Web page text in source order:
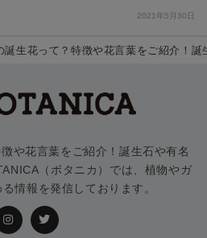
2021年5月30日
誕生花って？特徴や花言葉をご紹介！誕
や花言葉をご紹介！誕生石や有名
（ボタニカ）では、植物やガ
情報を発信しております。